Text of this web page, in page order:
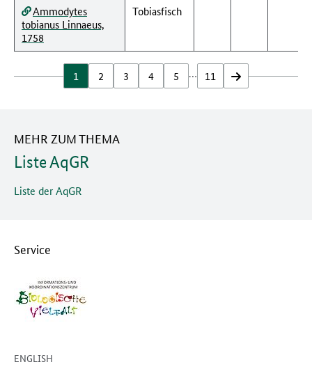
Ammodytes
tobianus Linnaeus,
1758
Tobiasfisch
1 2 3 4 5 … 11 vor
MEHR ZUM THEMA
Liste AqGR
Liste der AqGR
Service
ENGLISH